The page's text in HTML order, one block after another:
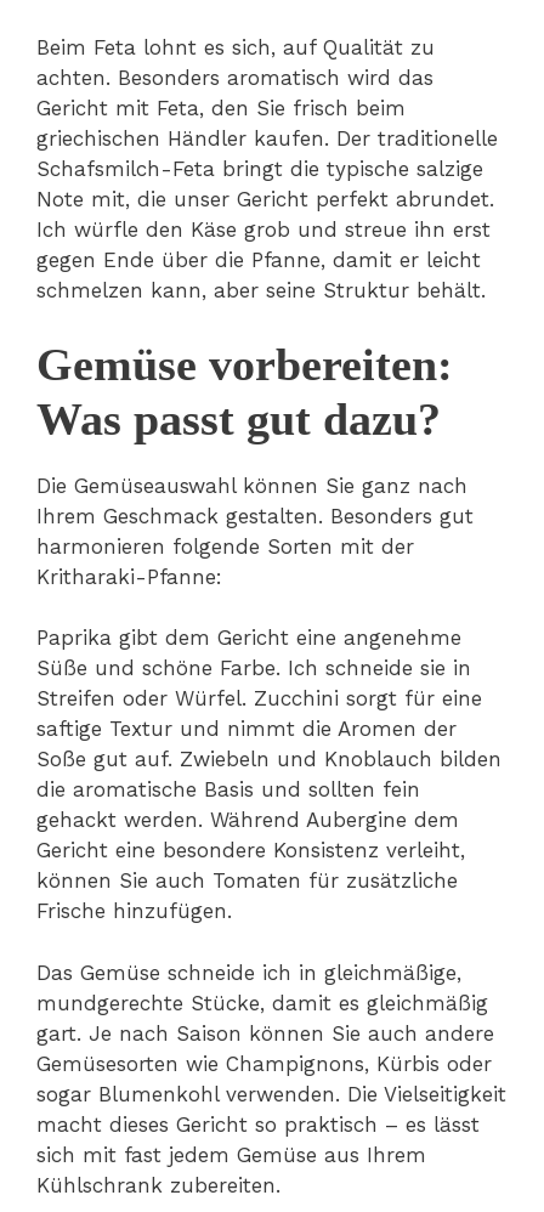
Beim Feta lohnt es sich, auf Qualität zu
achten. Besonders aromatisch wird das
Gericht mit Feta, den Sie frisch beim
griechischen Händler kaufen. Der traditionelle
Schafsmilch-Feta bringt die typische salzige
Note mit, die unser Gericht perfekt abrundet.
Ich würfle den Käse grob und streue ihn erst
gegen Ende über die Pfanne, damit er leicht
schmelzen kann, aber seine Struktur behält.
Gemüse vorbereiten:
Was passt gut dazu?
Die Gemüseauswahl können Sie ganz nach
Ihrem Geschmack gestalten. Besonders gut
harmonieren folgende Sorten mit der
Kritharaki-Pfanne:
Paprika gibt dem Gericht eine angenehme
Süße und schöne Farbe. Ich schneide sie in
Streifen oder Würfel. Zucchini sorgt für eine
saftige Textur und nimmt die Aromen der
Soße gut auf. Zwiebeln und Knoblauch bilden
die aromatische Basis und sollten fein
gehackt werden. Während Aubergine dem
Gericht eine besondere Konsistenz verleiht,
können Sie auch Tomaten für zusätzliche
Frische hinzufügen.
Das Gemüse schneide ich in gleichmäßige,
mundgerechte Stücke, damit es gleichmäßig
gart. Je nach Saison können Sie auch andere
Gemüsesorten wie Champignons, Kürbis oder
sogar Blumenkohl verwenden. Die Vielseitigkeit
macht dieses Gericht so praktisch – es lässt
sich mit fast jedem Gemüse aus Ihrem
Kühlschrank zubereiten.